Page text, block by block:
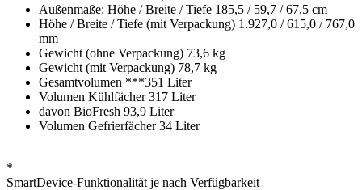
Außenmaße: Höhe / Breite / Tiefe 185,5 / 59,7 / 67,5 cm
Höhe / Breite / Tiefe (mit Verpackung) 1.927,0 / 615,0 / 767,0
mm
Gewicht (ohne Verpackung) 73,6 kg
Gewicht (mit Verpackung) 78,7 kg
Gesamtvolumen ***351 Liter
Volumen Kühlfächer 317 Liter
davon BioFresh 93,9 Liter
Volumen Gefrierfächer 34 Liter
*
SmartDevice-Funktionalität je nach Verfügbarkeit